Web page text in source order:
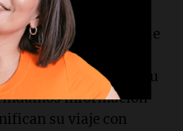
cultural
la eliminación de
y
los espacios según su
información
su viaje con